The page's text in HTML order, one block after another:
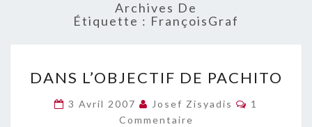
Archives De
Étiquette : FrançoisGraf
L’OBJECTIF
PACHITO
DANS L’OBJECTIF DE PACHITO
3 Avril 2007 Josef Zisyadis
1
Commentaire